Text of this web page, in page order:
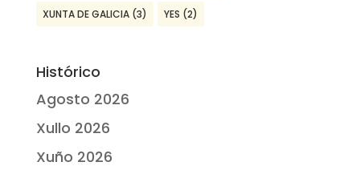
XUNTA DE GALICIA(3) YES (2)
Histórico
Agosto 2026
Xullo 2026
Xuño 2026